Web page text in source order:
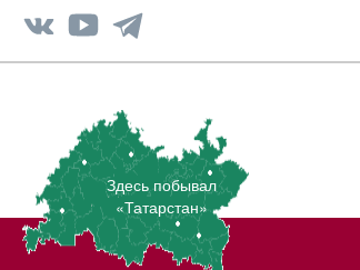
Здесь побывал
«Татарстан»